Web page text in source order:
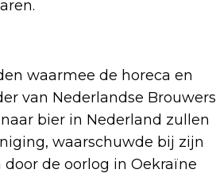
waarmee de horeca en
van Nederlandse Brouwers
bier in Nederland zullen
waarschuwde bij zijn
de oorlog in Oekraïne